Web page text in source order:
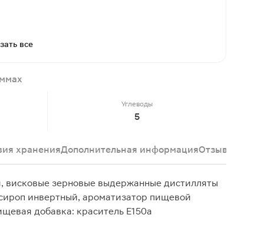
все
Углеводы
5
храненияДополнительная информацияОтзывы
висковые зерновые выдержанные дистилляты
инвертный, ароматизатор пищевой
добавка: краситель E150a